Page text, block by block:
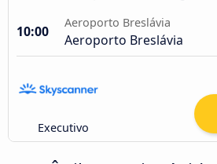
10:00
Aeroporto Breslávia
Aeroporto Breslávia
Executivo